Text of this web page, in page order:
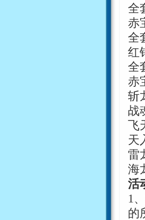
全
赤
全
红
全
赤
斩
战
飞
天
雷
海
活
1
的